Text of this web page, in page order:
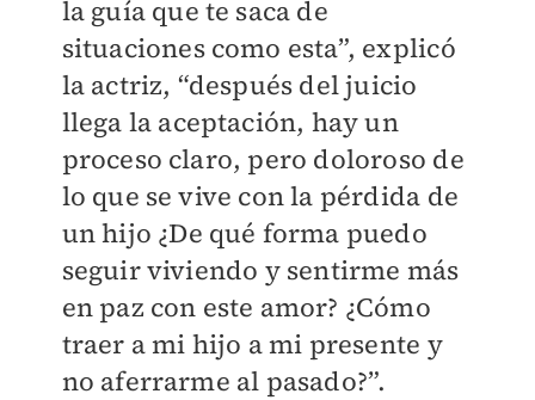
la guía que te saca de
situaciones como esta”, explicó
la actriz, “después del juicio
llega la aceptación, hay un
proceso claro, pero doloroso de
lo que se vive con la pérdida de
un hijo ¿De qué forma puedo
seguir viviendo y sentirme más
en paz con este amor? ¿Cómo
traer a mi hijo a mi presente y
no aferrarme al pasado?”.